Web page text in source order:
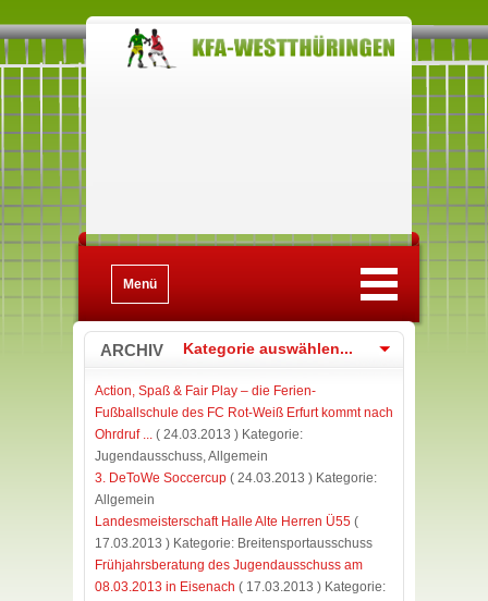
Menü
ARCHIV Kategorie auswählen...
Action, Spaß & Fair Play – die Ferien-
Fußballschule des FC Rot-Weiß Erfurt kommt nach
Ohrdruf ... ( 24.03.2013 ) Kategorie:
Jugendausschuss, Allgemein
3. DeToWe Soccercup ( 24.03.2013 ) Kategorie:
Allgemein
Landesmeisterschaft Halle Alte Herren Ü55 (
17.03.2013 ) Kategorie: Breitensportausschuss
Frühjahrsberatung des Jugendausschuss am
08.03.2013 in Eisenach ( 17.03.2013 ) Kategorie: